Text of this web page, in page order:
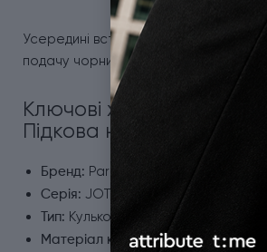
Усередині встановлений фірмовий
подачу чорнила. Ручка постачається
Ключові
Підкова на щастя
Бренд: Parker.
Серія: JOTTER.
Тип: Кулькові ручки.
Матеріал корпусу:Неіржавна